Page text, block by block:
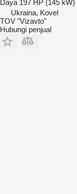
Daya 197 HP (145 kW)
Ukraina, Kovel
TOV "Vizavto"
Hubungi penjual